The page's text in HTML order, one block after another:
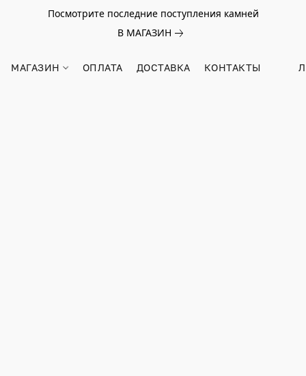
Посмотрите последние поступления камней
В МАГАЗИН
МАГАЗИН ОПЛАТА ДОСТАВКА КОНТАКТЫ